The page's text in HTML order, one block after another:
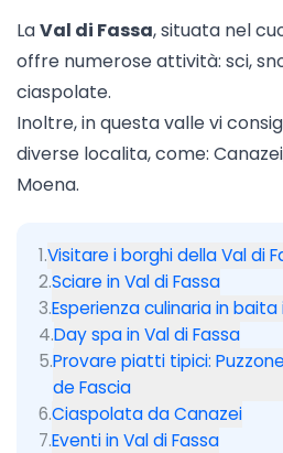
LaVal di Fassa, situata nel
offre numerose attività: sci,
ciaspolate.
Inoltre, in questa valle vi
diverse localita, come: Canazei
Moena.
1.Visitare i borghi della Val di
2.Sciare in Val di Fassa
3.Esperienza culinaria in baita
4.Day spa in Val di Fassa
5.Provare piatti tipici:
de Fascia
6.Ciaspolata da Canazei
7.Eventi in Val di Fassa